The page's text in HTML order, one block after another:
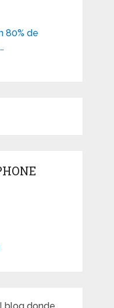
80% de